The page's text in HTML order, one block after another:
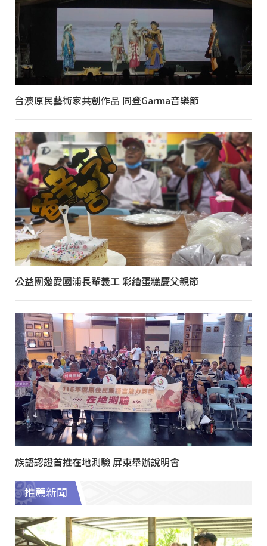
台澳原民藝術家共創作品 同登Garma音樂節
公益團邀愛國浦長輩義工 彩繪蛋糕慶父親節
族語認證首推在地測驗 屏東舉辦說明會
推薦新聞